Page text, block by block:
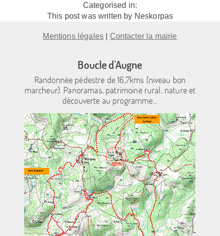
Categorised in:
This post was written by Neskorpas
Mentions légales Contacter la mairie
Boucle d'Augne
Randonnée pédestre de 16,7kms (niveau bon
marcheur). Panoramas, patrimoine rural, nature et
découverte au programme...